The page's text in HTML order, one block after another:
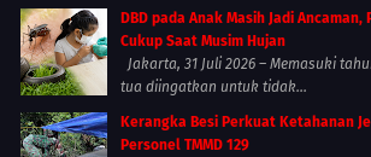
DBD pada Anak Masih Jadi Ancaman,
Cukup Saat Musim Hujan
Jakarta, 31 Juli 2026 – Memasuki
tua diingatkan untuk tidak...
Kerangka Besi Perkuat Ketahanan
Personel TMMD 129